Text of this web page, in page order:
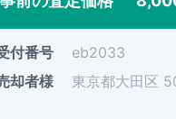
付番号
eb2033
却者様
東京都大田区